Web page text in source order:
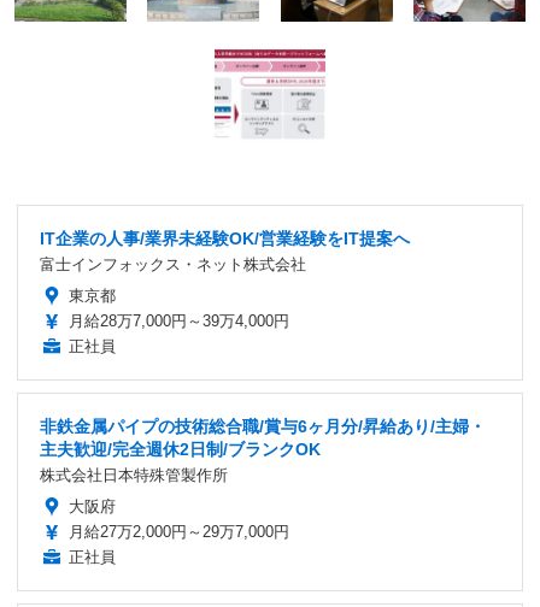
IT企業の人事/業界未経験OK/営業経験をIT提案へ
富士インフォックス・ネット株式会社
東京都
月給28万7,000円～39万4,000円
正社員
非鉄金属パイプの技術総合職/賞与6ヶ月分/昇給あり/主婦・
主夫歓迎/完全週休2日制/ブランクOK
株式会社日本特殊管製作所
大阪府
月給27万2,000円～29万7,000円
正社員